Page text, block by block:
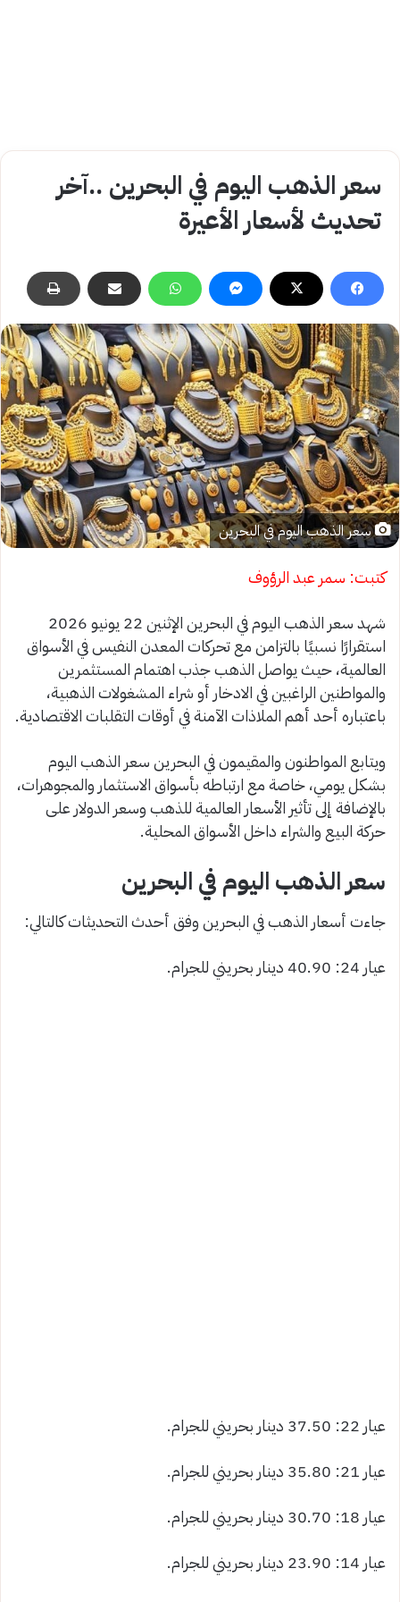
سعر الذهب اليوم في البحرين ..آخر
تحديث لأسعار الأعيرة
سعر الذهب اليوم في البحرين
كتبت: سمر عبد الرؤوف
شهد سعر الذهب اليوم في البحرين الإثنين 22 يونيو 2026
استقرارًا نسبيًا بالتزامن مع تحركات المعدن النفيس في الأسواق
العالمية، حيث يواصل الذهب جذب اهتمام المستثمرين
والمواطنين الراغبين في الادخار أو شراء المشغولات الذهبية،
باعتباره أحد أهم الملاذات الآمنة في أوقات التقلبات الاقتصادية.
ويتابع المواطنون والمقيمون في البحرين سعر الذهب اليوم
بشكل يومي، خاصة مع ارتباطه بأسواق الاستثمار والمجوهرات،
بالإضافة إلى تأثير الأسعار العالمية للذهب وسعر الدولار على
حركة البيع والشراء داخل الأسواق المحلية.
سعر الذهب اليوم في البحرين
جاءت أسعار الذهب في البحرين وفق أحدث التحديثات كالتالي:
عيار 24: 40.90 دينار بحريني للجرام.
عيار 22: 37.50 دينار بحريني للجرام.
عيار 21: 35.80 دينار بحريني للجرام.
عيار 18: 30.70 دينار بحريني للجرام.
عيار 14: 23.90 دينار بحريني للجرام.